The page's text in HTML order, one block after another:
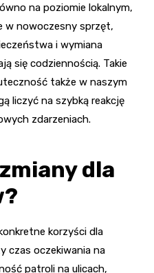
na poziomie lokalnym,
w nowoczesny sprzęt,
i wymiana
się codziennością. Takie
także w naszym
liczyć na szybką reakcję
zdarzeniach.
dla
korzyści dla
czas oczekiwania na
patroli na ulicach,